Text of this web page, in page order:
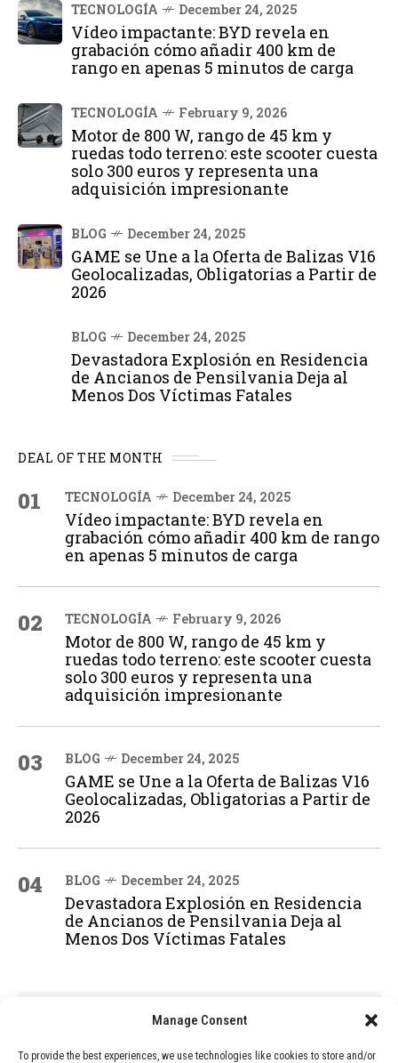
Manage Consent
To provide the best experiences, we use technologies like cookies to store and/or
TECNOLOGÍA December 24, 2025
Vídeo impactante: BYD revela en
grabación cómo añadir 400 km de
rango en apenas 5 minutos de carga
TECNOLOGÍA February 9, 2026
Motor de 800 W, rango de 45 km y
ruedas todo terreno: este scooter cuesta
solo 300 euros y representa una
adquisición impresionante
BLOG December 24, 2025
GAME se Une a la Oferta de Balizas V16
Geolocalizadas, Obligatorias a Partir de
2026
BLOG December 24, 2025
Devastadora Explosión en Residencia
de Ancianos de Pensilvania Deja al
Menos Dos Víctimas Fatales
DEAL OF THE MONTH
01 TECNOLOGÍA December 24, 2025
Vídeo impactante: BYD revela en
grabación cómo añadir 400 km de rango
en apenas 5 minutos de carga
02 TECNOLOGÍA February 9, 2026
Motor de 800 W, rango de 45 km y
ruedas todo terreno: este scooter cuesta
solo 300 euros y representa una
adquisición impresionante
03 BLOG December 24, 2025
GAME se Une a la Oferta de Balizas V16
Geolocalizadas, Obligatorias a Partir de
2026
04 BLOG December 24, 2025
Devastadora Explosión en Residencia
de Ancianos de Pensilvania Deja al
Menos Dos Víctimas Fatales